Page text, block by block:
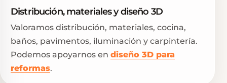
Distribución, materiales y diseño 3D
Valoramos distribución, materiales, cocina,
baños, pavimentos, iluminación y carpintería.
Podemos apoyarnos en diseño 3D para
reformas.